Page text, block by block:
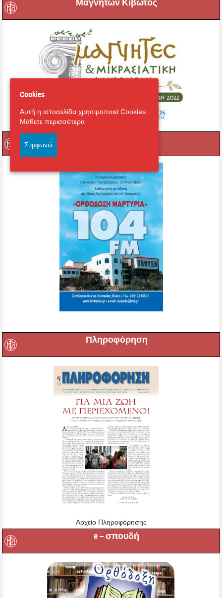
Μαγνήτων Κιβωτός
Πληροφόρηση
Αρχείο Πληροφόρησης
e – σπουδή
Cookies
Αυτή η ιστοσελίδα χρησιμοποιεί Cookies:
Μάθετε περισσότερα
Συμφωνώ